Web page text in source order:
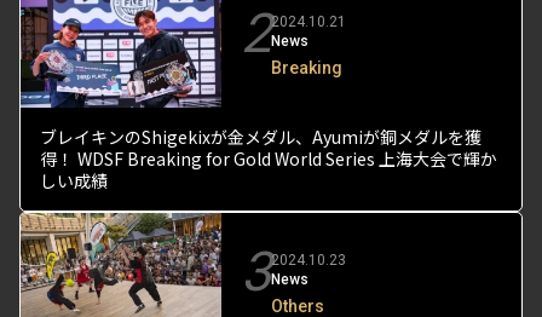
22024.10.21
News
Breaking
ブレイキンのShigekixが金メダル、Ayumiが銅メダルを獲
得！ WDSF Breaking for Gold World Series 上海大会で輝か
しい成績
32024.10.23
News
Others